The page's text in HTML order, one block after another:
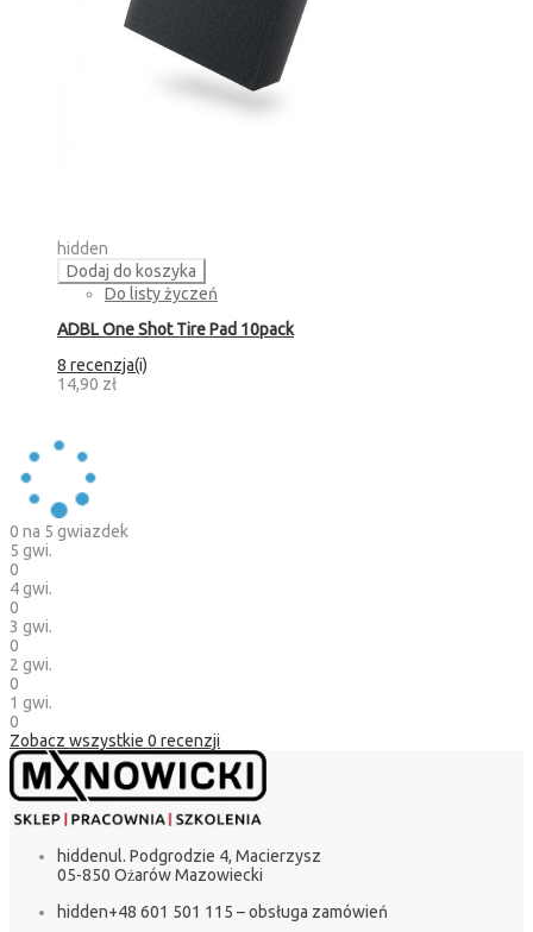
hidden
Dodaj do koszyka
Do listy życzeń
ADBL One Shot Tire Pad 10pack
8 recenzja(i)
14,90 zł
0 na 5 gwiazdek
5 gwi.
0
4 gwi.
0
3 gwi.
0
2 gwi.
0
1 gwi.
0
Zobacz wszystkie 0 recenzji
hiddenul. Podgrodzie 4, Macierzysz
05-850 Ożarów Mazowiecki
hidden+48 601 501 115 – obsługa zamówień